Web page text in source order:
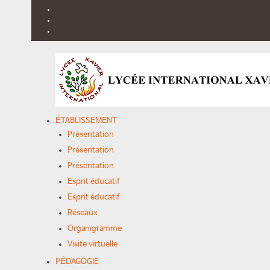
ÉTABLISSEMENT
Présentation
Présentation
Présentation
Esprit éducatif
Esprit éducatif
Réseaux
Organigramme
Visite virtuelle
PÉDAGOGIE